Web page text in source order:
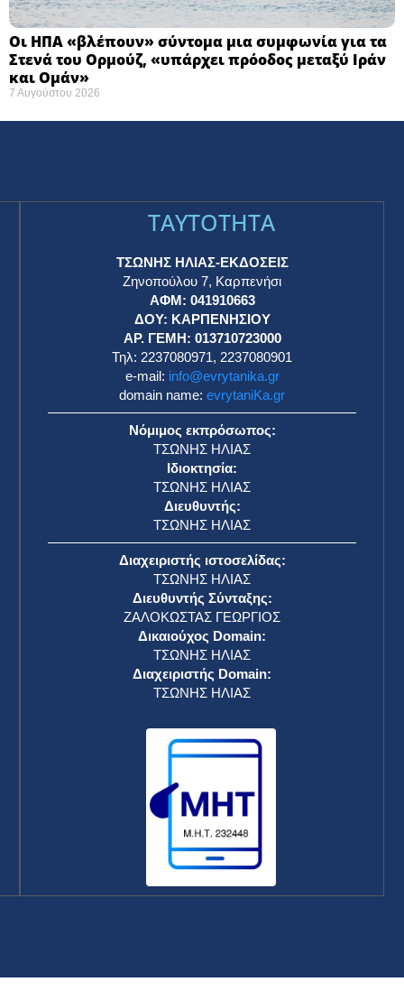
Οι ΗΠΑ «βλέπουν» σύντομα μια συμφωνία για τα
Στενά του Ορμούζ, «υπάρχει πρόοδος μεταξύ Ιράν
και Ομάν»
7 Αυγούστου 2026
TAYTOTHTA
ΤΣΩΝΗΣ ΗΛΙΑΣ-ΕΚΔΟΣΕΙΣ
Ζηνοπούλου 7, Καρπενήσι
ΑΦΜ: 041910663
ΔΟΥ: ΚΑΡΠΕΝΗΣΙΟΥ
ΑΡ. ΓΕΜΗ: 013710723000
Τηλ: 2237080971, 2237080901
e-mail: info@evrytanika.gr
domain name: evrytaniKa.gr
Νόμιμος εκπρόσωπος:
ΤΣΩΝΗΣ ΗΛΙΑΣ
Ιδιοκτησία:
ΤΣΩΝΗΣ ΗΛΙΑΣ
Διευθυντής:
ΤΣΩΝΗΣ ΗΛΙΑΣ
Διαχειριστής ιστοσελίδας:
ΤΣΩΝΗΣ ΗΛΙΑΣ
Διευθυντής Σύνταξης:
ΖΑΛΟΚΩΣΤΑΣ ΓΕΩΡΓΙΟΣ
Δικαιούχος Domain:
ΤΣΩΝΗΣ ΗΛΙΑΣ
Διαχειριστής Domain:
ΤΣΩΝΗΣ ΗΛΙΑΣ